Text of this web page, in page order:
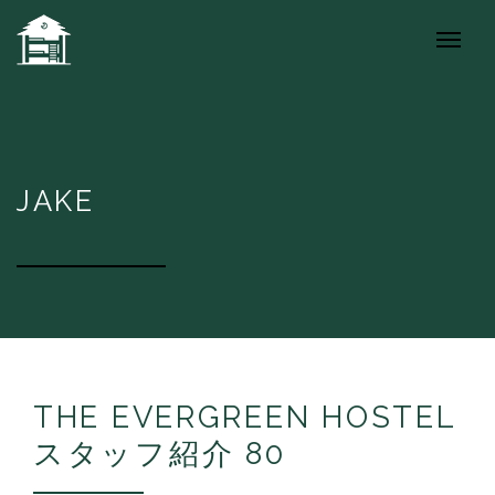
JAKE
THE EVERGREEN HOSTEL
スタッフ紹介 80